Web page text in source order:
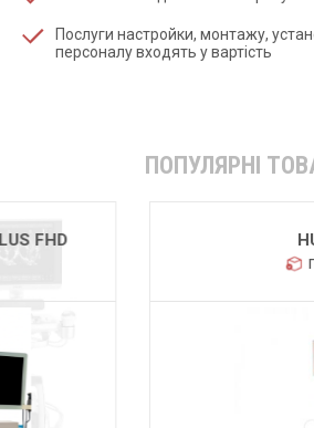
Послуги настройки, монтажу,
персоналу входять у вартість
ПОПУЛЯРНІ
Під замовлення